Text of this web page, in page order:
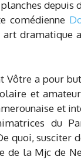
depuis
comédienne
dramatique
Vôtre a pour
et
et
du
quoi, susciter
de la Mjc de